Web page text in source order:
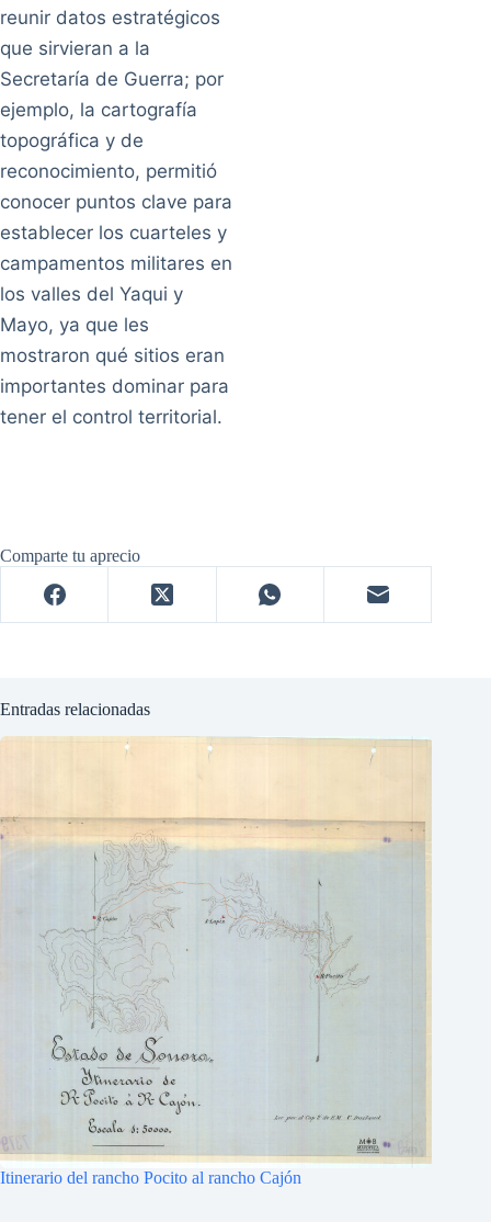
reunir datos estratégicos
que sirvieran a la
Secretaría de Guerra; por
ejemplo, la cartografía
topográfica y de
reconocimiento, permitió
conocer puntos clave para
establecer los cuarteles y
campamentos militares en
los valles del Yaqui y
Mayo, ya que les
mostraron qué sitios eran
importantes dominar para
tener el control territorial.
Comparte tu aprecio
Entradas relacionadas
Itinerario del rancho Pocito al rancho Cajón